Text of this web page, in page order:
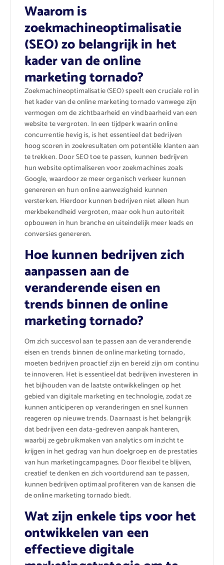
Waarom is
zoekmachineoptimalisatie
(SEO) zo belangrijk in het
kader van de online
marketing tornado?
Zoekmachineoptimalisatie (SEO) speelt een cruciale rol in
het kader van de online marketing tornado vanwege zijn
vermogen om de zichtbaarheid en vindbaarheid van een
website te vergroten. In een tijdperk waarin online
concurrentie hevig is, is het essentieel dat bedrijven
hoog scoren in zoekresultaten om potentiële klanten aan
te trekken. Door SEO toe te passen, kunnen bedrijven
hun website optimaliseren voor zoekmachines zoals
Google, waardoor ze meer organisch verkeer kunnen
genereren en hun online aanwezigheid kunnen
versterken. Hierdoor kunnen bedrijven niet alleen hun
merkbekendheid vergroten, maar ook hun autoriteit
opbouwen in hun branche en uiteindelijk meer leads en
conversies genereren.
Hoe kunnen bedrijven zich
aanpassen aan de
veranderende eisen en
trends binnen de online
marketing tornado?
Om zich succesvol aan te passen aan de veranderende
eisen en trends binnen de online marketing tornado,
moeten bedrijven proactief zijn en bereid zijn om continu
te innoveren. Het is essentieel dat bedrijven investeren in
het bijhouden van de laatste ontwikkelingen op het
gebied van digitale marketing en technologie, zodat ze
kunnen anticiperen op veranderingen en snel kunnen
reageren op nieuwe trends. Daarnaast is het belangrijk
dat bedrijven een data-gedreven aanpak hanteren,
waarbij ze gebruikmaken van analytics om inzicht te
krijgen in het gedrag van hun doelgroep en de prestaties
van hun marketingcampagnes. Door flexibel te blijven,
creatief te denken en zich voortdurend aan te passen,
kunnen bedrijven optimaal profiteren van de kansen die
de online marketing tornado biedt.
Wat zijn enkele tips voor het
ontwikkelen van een
effectieve digitale